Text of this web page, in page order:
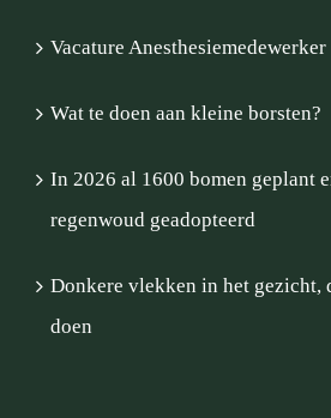
Vacature Anesthesiemedewerker
Wat te doen aan kleine borsten?
In 2026 al 1600 bomen geplant
regenwoud geadopteerd
Donkere vlekken in het gezicht,
doen